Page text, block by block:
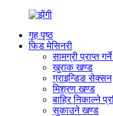
गृह पृष्ठ
फिड मेसिनरी
सामग्री प्राप्त
खुराक खण्ड
ग्राइन्डिङ सेक्सन
मिश्रण खण्ड
बाहिर निकाल्ने
सुकाउने खण्ड